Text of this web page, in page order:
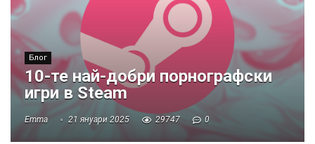
Блог
10-те най-добри порнографски
игри в Steam
Emma 21 януари 2025 29747 0